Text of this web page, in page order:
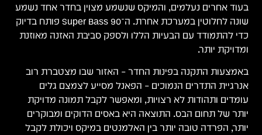
בעוד אחרים נעלמים, והמיקס שנשמע מצוין בחדר אחד נשמע
שונה לחלוטין במערכת אחרת. ה־Super Bass 90 פותח בדיוק
כדי להתמודד עם הבעיות הללו ולספק סביבת האזנה מאוזנת
ומדויקת יותר.
באמצעות התקנה בפינות החדר – האזור שבו מצטברת רוב
אנרגיית התדרים הנמוכים – הפאנל מסייע לצמצם גלים
עומדים ותהודות לא רצויות, ומאפשר לקבל תמונה מדויקת
יותר של תחום הבס. התוצאה היא באסים הדוקים ומבוקרים
יותר, הפרדה טובה יותר בין האלמנטים במיקס ויכולת לקבל